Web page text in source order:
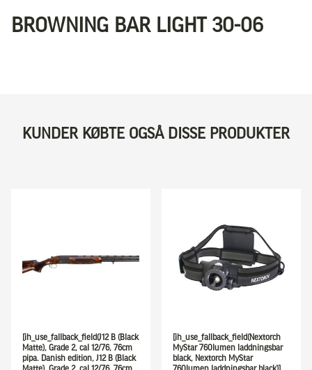
BROWNING BAR LIGHT 30-06
KUNDER KØBTE OGSÅ DISSE PRODUKTER
[ih_use_fallback_field(J12 B (Black
Matte), Grade 2, cal 12/76, 76cm
pipa. Danish edition, J12 B (Black
[ih_use_fallback_field(Nextorch
MyStar 760lumen laddningsbar
black, Nextorch MyStar